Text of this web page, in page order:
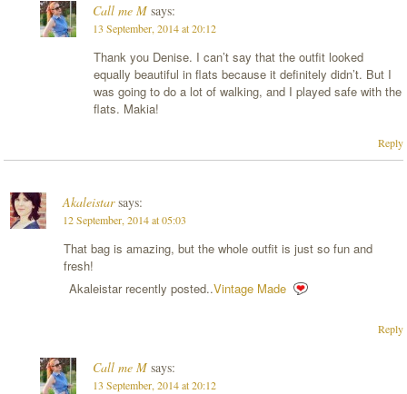
Call me M says:
13 September, 2014 at 20:12
Thank you Denise. I can’t say that the outfit looked
equally beautiful in flats because it definitely didn’t. But I
was going to do a lot of walking, and I played safe with the
flats. Makia!
Reply
Akaleistar says:
12 September, 2014 at 05:03
That bag is amazing, but the whole outfit is just so fun and
fresh!
Akaleistar recently posted..Vintage Made
Reply
Call me M says:
13 September, 2014 at 20:12